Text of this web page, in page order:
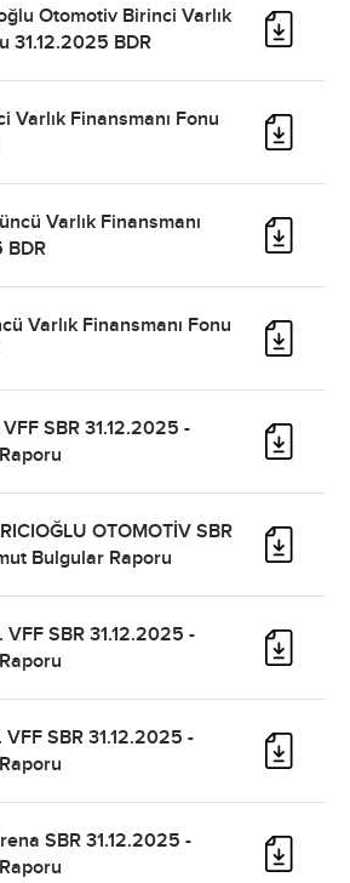
Otomotiv Birinci Varlık
31.12.2025 BDR
Varlık Finansmanı Fonu
Varlık Finansmanı
BDR
Varlık Finansmanı Fonu
SBR 31.12.2025 -
OTOMOTİV SBR
Bulgular Raporu
SBR 31.12.2025 -
SBR 31.12.2025 -
SBR 31.12.2025 -